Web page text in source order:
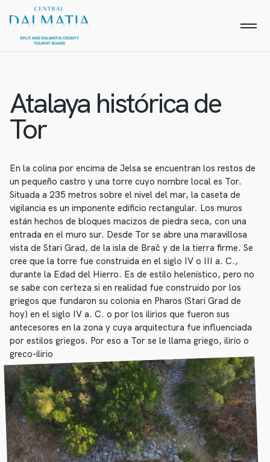
Atalaya histórica de
Tor
En la colina por encima de Jelsa se encuentran los restos de
un pequeño castro y una torre cuyo nombre local es Tor.
Situada a 235 metros sobre el nivel del mar, la caseta de
vigilancia es un imponente edificio rectangular. Los muros
están hechos de bloques macizos de piedra seca, con una
entrada en el muro sur. Desde Tor se abre una maravillosa
vista de Stari Grad, de la isla de Brač y de la tierra firme. Se
cree que la torre fue construida en el siglo IV o III a. C.,
durante la Edad del Hierro. Es de estilo helenístico, pero no
se sabe con certeza si en realidad fue construido por los
griegos que fundaron su colonia en Pharos (Stari Grad de
hoy) en el siglo IV a. C. o por los ilirios que fueron sus
antecesores en la zona y cuya arquitectura fue influenciada
por estilos griegos. Por eso a Tor se le llama griego, ilirio o
greco-ilirio